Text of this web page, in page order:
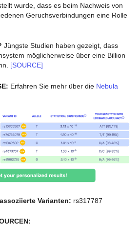
wurde, dass es beim Nachweis von
Geruchsverbindungen eine Rolle
Jüngste Studien haben gezeigt, dass
möglicherweise über eine Billion
[SOURCE]
Erfahren Sie mehr über die Nebula
Varianten: rs317787